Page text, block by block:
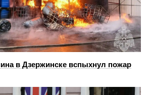
в Дзержинске вспыхнул пожар